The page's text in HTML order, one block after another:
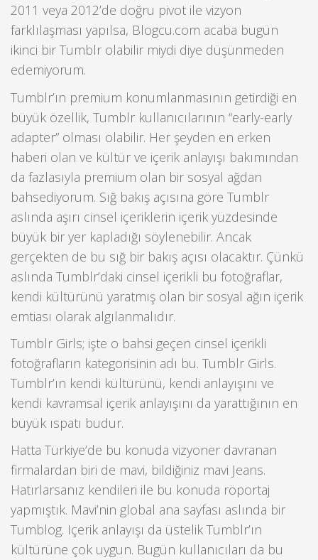
2011 veya 2012’de doğru pivot ile vizyon
farklılaşması yapılsa, Blogcu.com acaba bugün
ikinci bir Tumblr olabilir miydi diye düşünmeden
edemiyorum.
Tumblr’ın premium konumlanmasının getirdiği en
büyük özellik, Tumblr kullanıcılarının “early-early
adapter” olması olabilir. Her şeyden en erken
haberi olan ve kültür ve içerik anlayışı bakımından
da fazlasıyla premium olan bir sosyal ağdan
bahsediyorum. Sığ bakış açısına göre Tumblr
aslında aşırı cinsel içeriklerin içerik yüzdesinde
büyük bir yer kapladığı söylenebilir. Ancak
gerçekten de bu sığ bir bakış açısı olacaktır. Çünkü
aslında Tumblr’daki cinsel içerikli bu fotoğraflar,
kendi kültürünü yaratmış olan bir sosyal ağın içerik
emtiası olarak algılanmalıdır.
Tumblr Girls; işte o bahsi geçen cinsel içerikli
fotoğrafların kategorisinin adı bu. Tumblr Girls.
Tumblr’ın kendi kültürünü, kendi anlayışını ve
kendi kavramsal içerik anlayışını da yarattığının en
büyük ıspatı budur.
Hatta Türkiye’de bu konuda vizyoner davranan
firmalardan biri de mavi, bildiğiniz mavi Jeans.
Hatırlarsanız kendileri ile bu konuda röportaj
yapmıştık. Mavi’nin global ana sayfası aslında bir
Tumblog. Içerik anlayışı da üstelik Tumblr’ın
kültürüne çok uygun. Bugün kullanıcıları da bu